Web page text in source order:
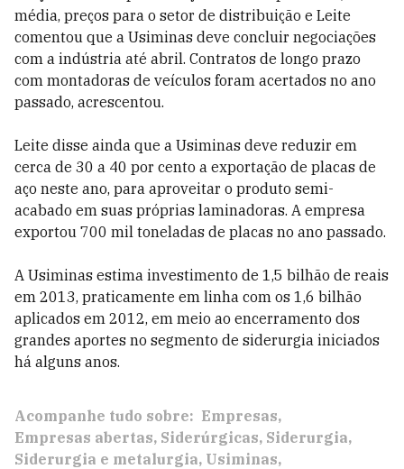
média, preços para o setor de distribuição e Leite
comentou que a Usiminas deve concluir negociações
com a indústria até abril. Contratos de longo prazo
com montadoras de veículos foram acertados no ano
passado, acrescentou.
Leite disse ainda que a Usiminas deve reduzir em
cerca de 30 a 40 por cento a exportação de placas de
aço neste ano, para aproveitar o produto semi-
acabado em suas próprias laminadoras. A empresa
exportou 700 mil toneladas de placas no ano passado.
A Usiminas estima investimento de 1,5 bilhão de reais
em 2013, praticamente em linha com os 1,6 bilhão
aplicados em 2012, em meio ao encerramento dos
grandes aportes no segmento de siderurgia iniciados
há alguns anos.
Acompanhe tudo sobre: Empresas
Empresas abertas Siderúrgicas Siderurgia
Siderurgia e metalurgia Usiminas